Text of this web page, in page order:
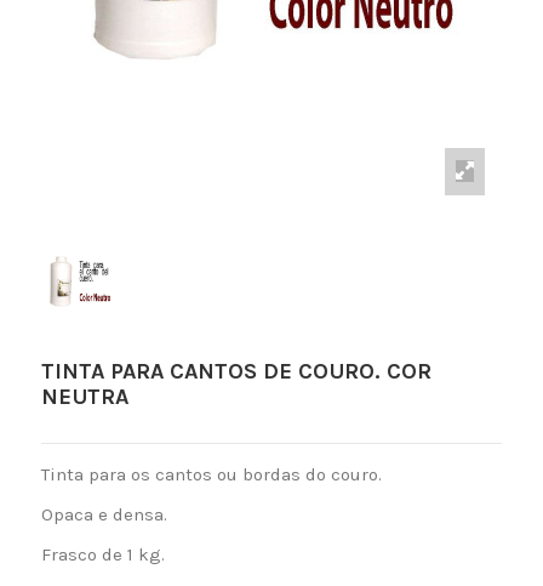
TINTA PARA CANTOS DE COURO. COR
NEUTRA
Tinta para os cantos ou bordas do couro.
Opaca e densa.
Frasco de 1 kg.